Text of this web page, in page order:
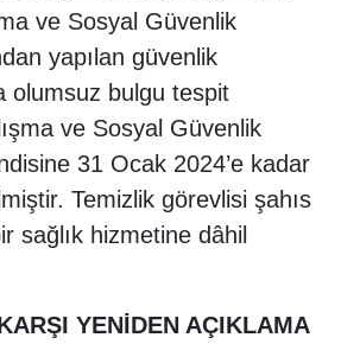
ve Sosyal Güvenlik
yapılan güvenlik
olumsuz bulgu tespit
ve Sosyal Güvenlik
31 Ocak 2024’e kadar
Temizlik görevlisi şahıs
sağlık hizmetine dâhil
YENİDEN AÇIKLAMA